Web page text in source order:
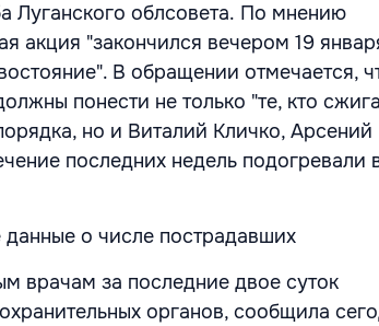
Луганского облсовета. По мнению
акция "закончился вечером 19
В обращении отмечается,
понести не только "те, кто
но и Виталий Кличко, Арсений
последних недель подогревали
о числе пострадавших
врачам за последние двое суток
органов, сообщила